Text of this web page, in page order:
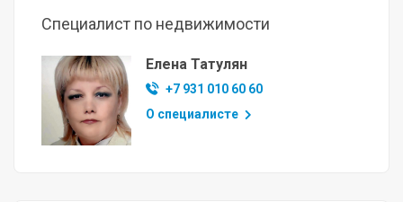
Специалист по недвижимости
Елена Татулян
+7 931 010 60 60
О специалисте